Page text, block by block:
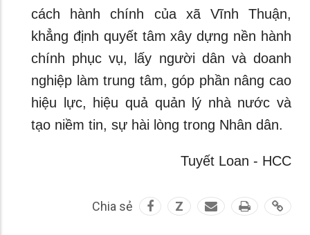
cách hành chính của xã Vĩnh Thuận,
khẳng định quyết tâm xây dựng nền hành
chính phục vụ, lấy người dân và doanh
nghiệp làm trung tâm, góp phần nâng cao
hiệu lực, hiệu quả quản lý nhà nước và
tạo niềm tin, sự hài lòng trong Nhân dân.
Tuyết Loan - HCC
Chia sẻ Z